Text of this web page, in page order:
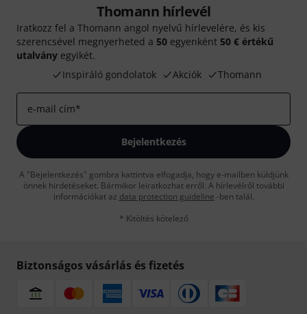
Thomann hírlevél
Iratkozz fel a Thomann angol nyelvű hírlevelére, és kis
szerencsével megnyerheted a 50 egyenként 50 € értékű
utalvány egyikét.
Inspiráló gondolatok
Akciók Thomann
e-mail cím*
Bejelentkezés
A "Bejelentkezés" gombra kattintva elfogadja, hogy e-mailben küldjünk
önnek hirdetéseket. Bármikor leiratkozhat erről. A hírlevélről további
információkat az data protection guideline -ben talál.
* Kitöltés kötelező
Biztonságos vásárlás és fizetés